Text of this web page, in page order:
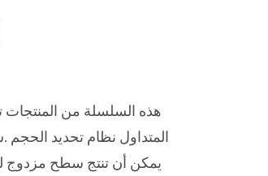
ملف
هذه السلسلة من المنتجات
المتداول نظام تحديد
يمكن أن تنتج سطح مزدوج